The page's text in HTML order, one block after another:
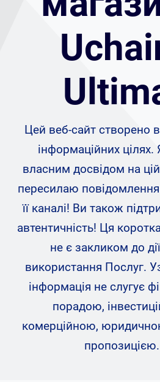
Цей веб-сайт створено
інформаційних цілях.
власним досвідом на цій
пересилаю повідомлення
її каналі! Ви також
автентичність! Ця
не є закликом до
використання Послуг.
інформація не слугує
порадою,
комерційною,
пропозицією.